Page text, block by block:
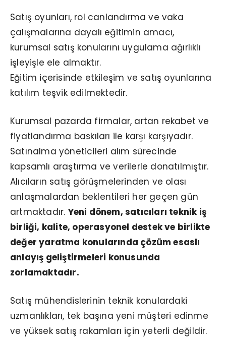
Satış oyunları, rol canlandırma ve vaka
çalışmalarına dayalı eğitimin amacı,
kurumsal satış konularını uygulama ağırlıklı
işleyişle ele almaktır.
Eğitim içerisinde etkileşim ve satış oyunlarına
katılım teşvik edilmektedir.
Kurumsal pazarda firmalar, artan rekabet ve
fiyatlandırma baskıları ile karşı karşıyadır.
Satınalma yöneticileri alım sürecinde
kapsamlı araştırma ve verilerle donatılmıştır.
Alıcıların satış görüşmelerinden ve olası
anlaşmalardan beklentileri her geçen gün
artmaktadır. Yeni dönem, satıcıları teknik iş
birliği, kalite, operasyonel destek ve birlikte
değer yaratma konularında çözüm esaslı
anlayış geliştirmeleri konusunda
zorlamaktadır.
Satış mühendislerinin teknik konulardaki
uzmanlıkları, tek başına yeni müşteri edinme
ve yüksek satış rakamları için yeterli değildir.